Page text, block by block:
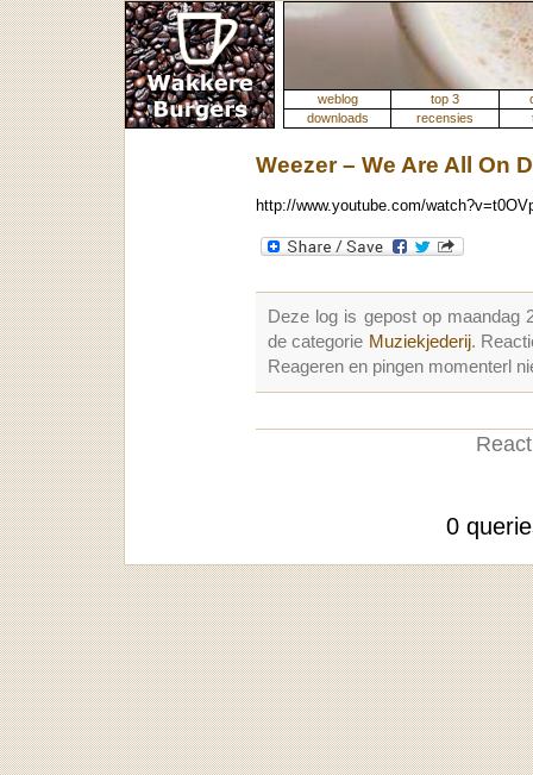
weblog top 3
downloads
recensies
Weezer – We Are All On
http://www.youtube.com/
Deze log is gepost op maandag
de categorie Muziekjederij.
Reageren en pingen momenterl
0